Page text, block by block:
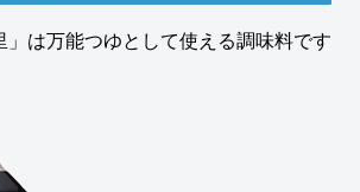
」は万能つゆとして使える調味料です